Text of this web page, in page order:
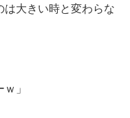
は大きい時と変わらな
」